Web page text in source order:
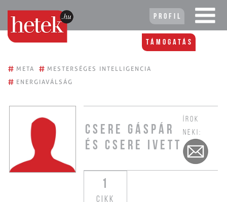
Profil
Támogatás
# META # MESTERSÉGES INTELLIGENCIA
# ENERGIAVÁLSÁG
CSERE GÁSPÁR
ÉS CSERE IVETT
ÍROK
NEKI:
1
CIKK